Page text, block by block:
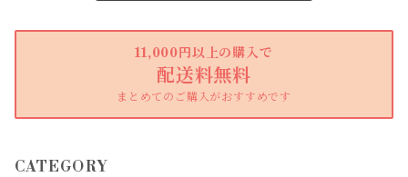
11,000円以上の購入で
配送料無料
まとめてのご購入がおすすめです
CATEGORY